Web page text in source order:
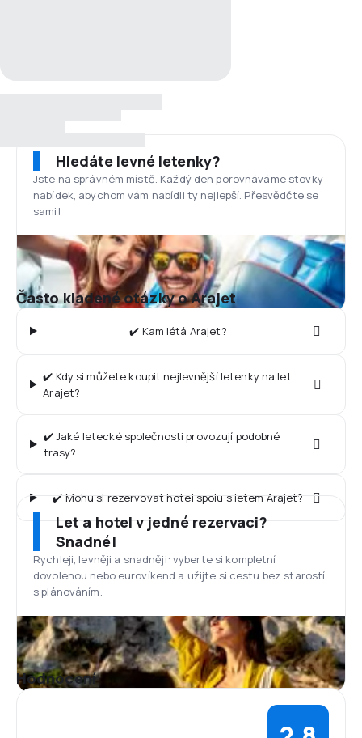
Hledáte levné letenky?
Jste na správném místě. Každý den porovnáváme stovky
nabídek, abychom vám nabídli ty nejlepší. Přesvědčte se
sami!
Často kladené otázky o Arajet
✔️ Kam létá Arajet?
✔️ Kdy si můžete koupit nejlevnější letenky na let
Arajet?
✔️ Jaké letecké společnosti provozují podobné
trasy?
✔️ Mohu si rezervovat hotel spolu s letem Arajet?
Let a hotel v jedné rezervaci?
Snadné!
Rychleji, levněji a snadněji: vyberte si kompletní
dovolenou nebo eurovíkend a užijte si cestu bez starostí
s plánováním.
Hodnocení